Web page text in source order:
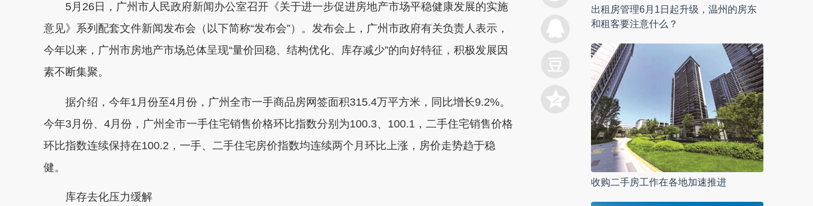
5月26日，广州市人民政府新闻办公室召开《关于进一步促进房地产市场平稳健康发展的实施
意见》系列配套文件新闻发布会（以下简称“发布会”）。发布会上，广州市政府有关负责人表示，
今年以来，广州市房地产市场总体呈现“量价回稳、结构优化、库存减少”的向好特征，积极发展因
素不断集聚。
据介绍，今年1月份至4月份，广州全市一手商品房网签面积315.4万平方米，同比增长9.2%。
今年3月份、4月份，广州全市一手住宅销售价格环比指数分别为100.3、100.1，二手住宅销售价格
环比指数连续保持在100.2，一手、二手住宅房价指数均连续两个月环比上涨，房价走势趋于稳
健。
库存去化压力缓解
出租房管理6月1日起升级，温州的房东
和租客要注意什么？
收购二手房工作在各地加速推进